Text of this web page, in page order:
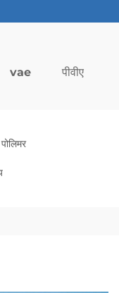
vae पीवीए